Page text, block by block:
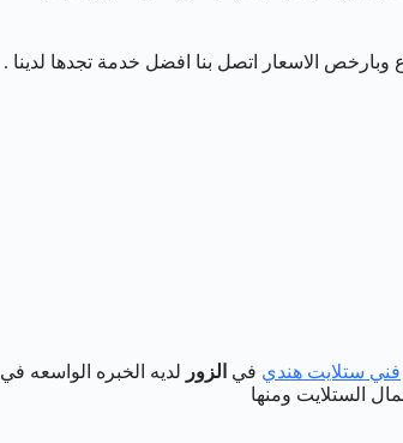
فني ستلايت هندي في الزور لديه الخبره الواسعه في
الستلايت ومنها